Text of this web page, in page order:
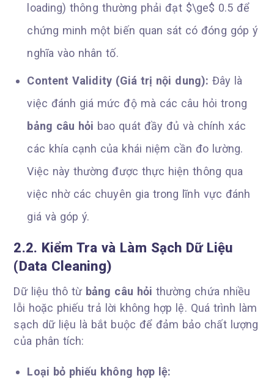
loading) thông thường phải đạt $\ge$ 0.5 để
chứng minh một biến quan sát có đóng góp ý
nghĩa vào nhân tố.
Content Validity (Giá trị nội dung): Đây là
việc đánh giá mức độ mà các câu hỏi trong
bảng câu hỏi bao quát đầy đủ và chính xác
các khía cạnh của khái niệm cần đo lường.
Việc này thường được thực hiện thông qua
việc nhờ các chuyên gia trong lĩnh vực đánh
giá và góp ý.
2.2. Kiểm Tra và Làm Sạch Dữ Liệu
(Data Cleaning)
Dữ liệu thô từ bảng câu hỏi thường chứa nhiều
lỗi hoặc phiếu trả lời không hợp lệ. Quá trình làm
sạch dữ liệu là bắt buộc để đảm bảo chất lượng
của phân tích:
Loại bỏ phiếu không hợp lệ: